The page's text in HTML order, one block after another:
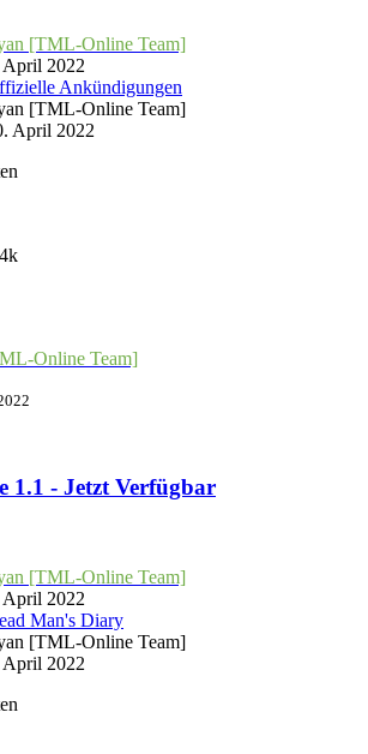
[TML-Online Team]
April 2022
Ankündigungen
[TML-Online Team]
April 2022
Online Team]
1.1 - Jetzt Verfügbar
[TML-Online Team]
April 2022
Man's Diary
[TML-Online Team]
April 2022